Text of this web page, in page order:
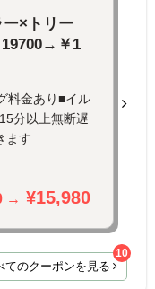
ー×トリー
19700→￥1
料金あり■イル
分以上無断遅
ます
→ ¥15,980
てのクーポンを見る
10